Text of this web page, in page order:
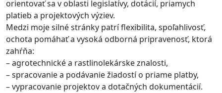
orientovať sa v oblasti legislatívy, dotácií, priamych
platieb a projektových výziev.
Medzi moje silné stránky patrí flexibilita, spoľahlivosť,
ochota pomáhať a vysoká odborná pripravenosť, ktorá
zahŕňa:
– agrotechnické a rastlinolekárske znalosti,
– spracovanie a podávanie žiadostí o priame platby,
– vypracovanie projektov a dotačných dokumentácií.